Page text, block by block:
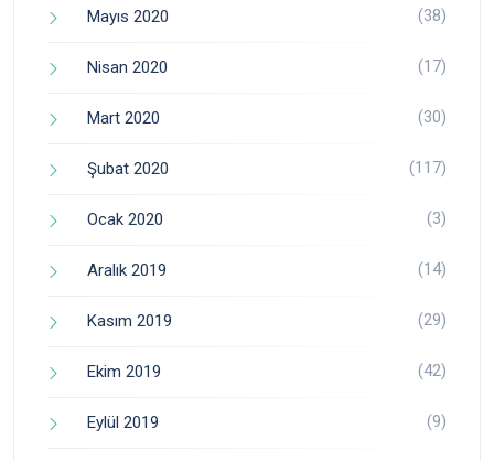
Mayıs 2020 (38)
Nisan 2020 (17)
Mart 2020 (30)
Şubat 2020 (117)
Ocak 2020 (3)
Aralık 2019 (14)
Kasım 2019 (29)
Ekim 2019 (42)
Eylül 2019 (9)